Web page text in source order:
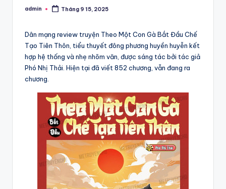
Posted
admin Tháng 9 15, 2025
Dân mạng review truyện Theo Một Con Gà Bắt Đầu Chế
Tạo Tiên Thôn, tiểu thuyết đông phương huyền huyễn kết
hợp hệ thống và nhẹ nhõm văn, được sáng tác bởi tác giả
Phó Nhị Thải. Hiện tại đã viết 852 chương, vẫn đang ra
chương.